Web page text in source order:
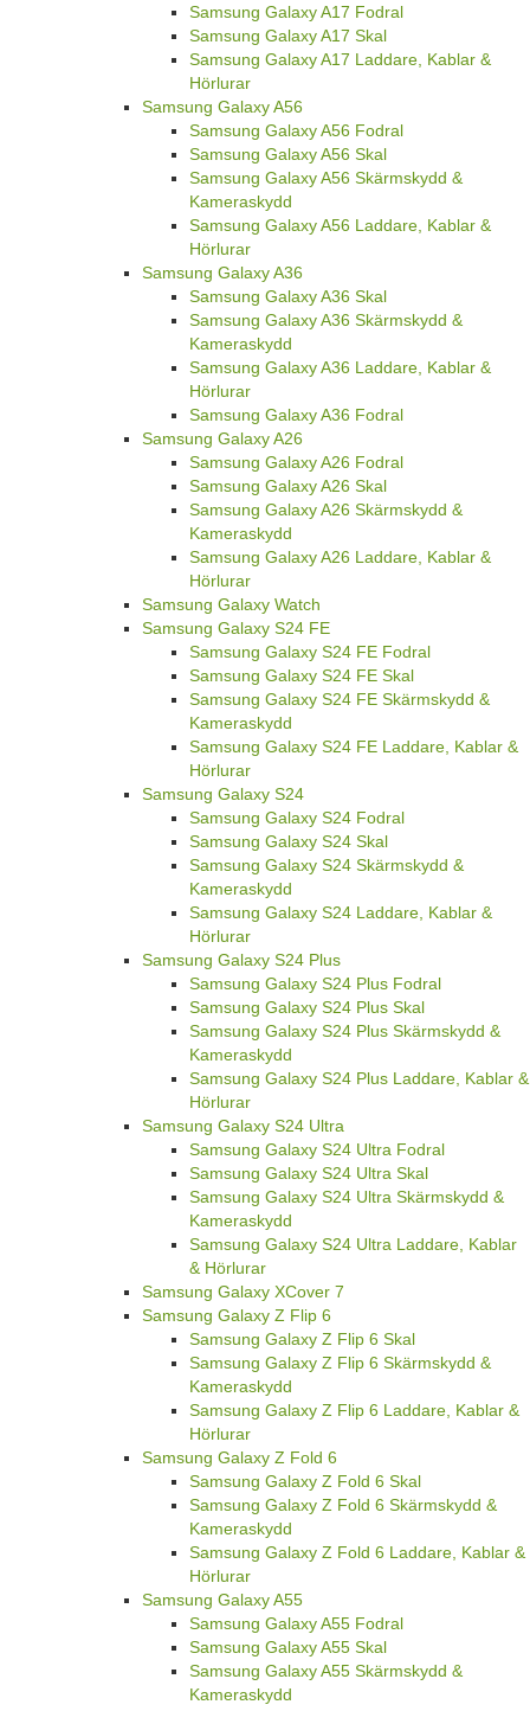
Samsung Galaxy A17 Fodral
Samsung Galaxy A17 Skal
Samsung Galaxy A17 Laddare, Kablar &
Hörlurar
Samsung Galaxy A56
Samsung Galaxy A56 Fodral
Samsung Galaxy A56 Skal
Samsung Galaxy A56 Skärmskydd &
Kameraskydd
Samsung Galaxy A56 Laddare, Kablar &
Hörlurar
Samsung Galaxy A36
Samsung Galaxy A36 Skal
Samsung Galaxy A36 Skärmskydd &
Kameraskydd
Samsung Galaxy A36 Laddare, Kablar &
Hörlurar
Samsung Galaxy A36 Fodral
Samsung Galaxy A26
Samsung Galaxy A26 Fodral
Samsung Galaxy A26 Skal
Samsung Galaxy A26 Skärmskydd &
Kameraskydd
Samsung Galaxy A26 Laddare, Kablar &
Hörlurar
Samsung Galaxy Watch
Samsung Galaxy S24 FE
Samsung Galaxy S24 FE Fodral
Samsung Galaxy S24 FE Skal
Samsung Galaxy S24 FE Skärmskydd &
Kameraskydd
Samsung Galaxy S24 FE Laddare, Kablar &
Hörlurar
Samsung Galaxy S24
Samsung Galaxy S24 Fodral
Samsung Galaxy S24 Skal
Samsung Galaxy S24 Skärmskydd &
Kameraskydd
Samsung Galaxy S24 Laddare, Kablar &
Hörlurar
Samsung Galaxy S24 Plus
Samsung Galaxy S24 Plus Fodral
Samsung Galaxy S24 Plus Skal
Samsung Galaxy S24 Plus Skärmskydd &
Kameraskydd
Samsung Galaxy S24 Plus Laddare, Kablar &
Hörlurar
Samsung Galaxy S24 Ultra
Samsung Galaxy S24 Ultra Fodral
Samsung Galaxy S24 Ultra Skal
Samsung Galaxy S24 Ultra Skärmskydd &
Kameraskydd
Samsung Galaxy S24 Ultra Laddare, Kablar
& Hörlurar
Samsung Galaxy XCover 7
Samsung Galaxy Z Flip 6
Samsung Galaxy Z Flip 6 Skal
Samsung Galaxy Z Flip 6 Skärmskydd &
Kameraskydd
Samsung Galaxy Z Flip 6 Laddare, Kablar &
Hörlurar
Samsung Galaxy Z Fold 6
Samsung Galaxy Z Fold 6 Skal
Samsung Galaxy Z Fold 6 Skärmskydd &
Kameraskydd
Samsung Galaxy Z Fold 6 Laddare, Kablar &
Hörlurar
Samsung Galaxy A55
Samsung Galaxy A55 Fodral
Samsung Galaxy A55 Skal
Samsung Galaxy A55 Skärmskydd &
Kameraskydd